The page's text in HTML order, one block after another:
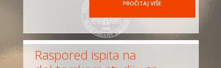
PROČITAJ VIŠE
Raspored ispita na